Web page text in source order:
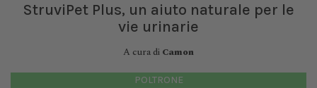
StruviPet Plus, un aiuto naturale per le
vie urinarie
A cura di Camon
POLTRONE